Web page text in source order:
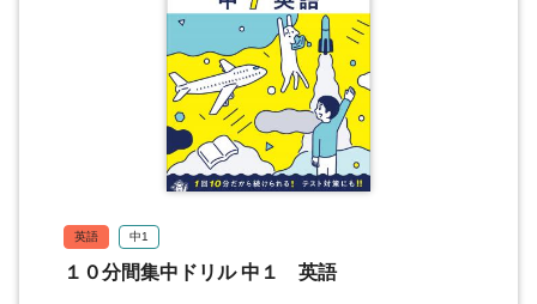
英語 中1
１０分間集中ドリル 中１ 英語